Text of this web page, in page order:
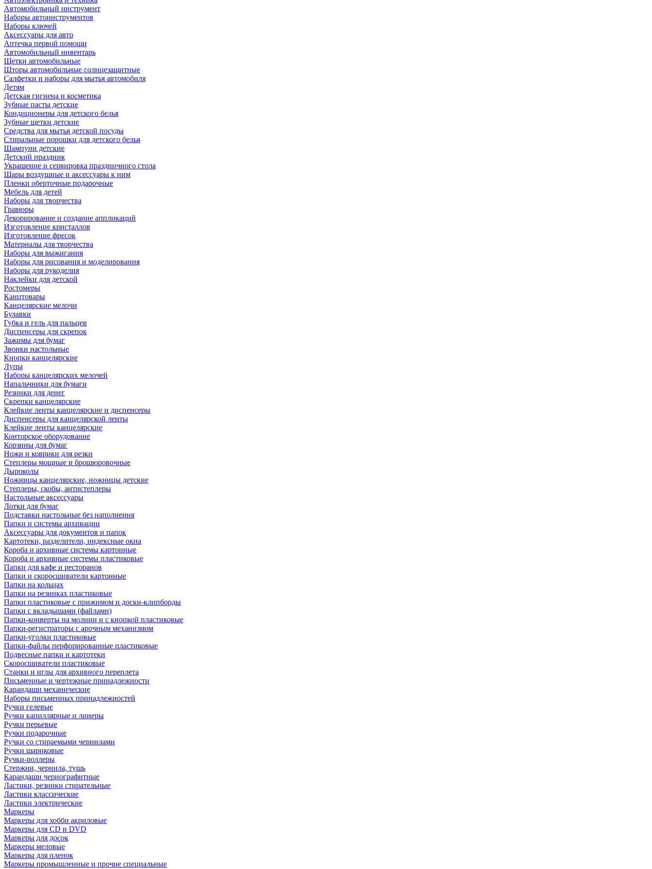
Автомобильный инструмент
Наборы автоинструментов
Наборы ключей
Аксессуары для авто
Аптечка первой помощи
Автомобильный инвентарь
Щетки автомобильные
Шторы автомобильные солнцезащитные
Салфетки и наборы для мытья автомобиля
Детям
Детская гигиена и косметика
Зубные пасты детские
Кондиционеры для детского белья
Зубные щетки детские
Средства для мытья детской посуды
Стиральные порошки для детского белья
Шампуни детские
Детский праздник
Украшение и сервировка праздничного стола
Шары воздушные и аксессуары к ним
Пленки оберточные подарочные
Мебель для детей
Наборы для творчества
Гравюры
Декорирование и создание аппликаций
Изготовление кристаллов
Изготовление фресок
Материалы для творчества
Наборы для выжигания
Наборы для рисования и моделирования
Наборы для рукоделия
Наклейки для детской
Ростомеры
Канцтовары
Канцелярские мелочи
Булавки
Губка и гель для пальцев
Диспенсеры для скрепок
Зажимы для бумаг
Звонки настольные
Кнопки канцелярские
Лупы
Наборы канцелярских мелочей
Напальчники для бумаги
Резинки для денег
Скрепки канцелярские
Клейкие ленты канцелярские и диспенсеры
Диспенсеры для канцелярской ленты
Клейкие ленты канцелярские
Конторское оборудование
Корзины для бумаг
Ножи и коврики для резки
Степлеры мощные и брошюровочные
Дыроколы
Ножницы канцелярские, ножницы детские
Степлеры, скобы, антистеплеры
Настольные аксессуары
Лотки для бумаг
Подставки настольные без наполнения
Папки и системы архивации
Аксессуары для документов и папок
Картотеки, разделители, индексные окна
Короба и архивные системы картонные
Короба и архивные системы пластиковые
Папки для кафе и ресторанов
Папки и скоросшиватели картонные
Папки на кольцах
Папки на резинках пластиковые
Папки пластиковые с прижимом и доски-клипборды
Папки с вкладышами (файлами)
Папки-конверты на молнии и с кнопкой пластиковые
Папки-регистраторы с арочным механизмом
Папки-уголки пластиковые
Папки-файлы перфорированные пластиковые
Подвесные папки и картотеки
Скоросшиватели пластиковые
Станки и иглы для архивного переплета
Письменные и чертежные принадлежности
Карандаши механические
Наборы письменных принадлежностей
Ручки гелевые
Ручки капиллярные и линеры
Ручки перьевые
Ручки подарочные
Ручки со стираемыми чернилами
Ручки шариковые
Ручки-роллеры
Стержни, чернила, тушь
Карандаши чернографитные
Ластики, резинки стирательные
Ластики классические
Ластики электрические
Маркеры
Маркеры для хобби акриловые
Маркеры для CD и DVD
Маркеры для досок
Маркеры меловые
Маркеры для пленок
Маркеры промышленные и прочие специальные